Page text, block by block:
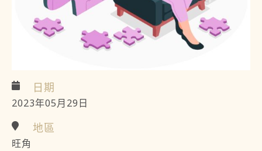
日期
2023年05月29日
地區
旺角